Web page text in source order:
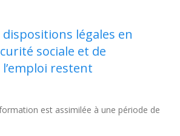
dispositions légales en
sociale et de
restent
est assimilée à une période de